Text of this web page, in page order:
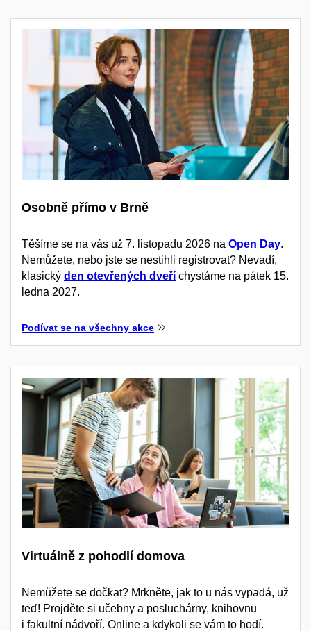
Osobně přímo v Brně
Těšíme se na vás už 7. listopadu 2026 na Open Day.
Nemůžete, nebo jste se nestihli registrovat? Nevadí,
klasický den otevřených dveří chystáme na pátek 15.
ledna 2027.
Podívat se na všechny akce
Virtuálně z pohodlí domova
Nemůžete se dočkat? Mrkněte, jak to u nás vypadá, už
teď! Projděte si učebny a posluchárny, knihovnu
i fakultní nádvoří. Online a kdykoli se vám to hodí.